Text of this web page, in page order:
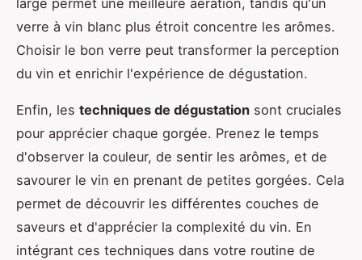
large permet une meilleure aération, tandis qu'un
verre à vin blanc plus étroit concentre les arômes.
Choisir le bon verre peut transformer la perception
du vin et enrichir l'expérience de dégustation.
Enfin, les techniques de dégustation sont cruciales
pour apprécier chaque gorgée. Prenez le temps
d'observer la couleur, de sentir les arômes, et de
savourer le vin en prenant de petites gorgées. Cela
permet de découvrir les différentes couches de
saveurs et d'apprécier la complexité du vin. En
intégrant ces techniques dans votre routine de